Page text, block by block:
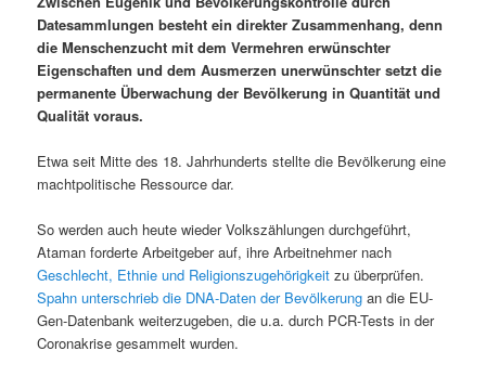
Datesammlungen besteht ein direkter Zusammenhang, denn
die Menschenzucht mit dem Vermehren erwünschter
Eigenschaften und dem Ausmerzen unerwünschter setzt die
permanente Überwachung der Bevölkerung in Quantität und
Qualität voraus.
Etwa seit Mitte des 18. Jahrhunderts stellte die Bevölkerung eine
machtpolitische Ressource dar.
So werden auch heute wieder Volkszählungen durchgeführt,
Ataman forderte Arbeitgeber auf, ihre Arbeitnehmer nach
Geschlecht, Ethnie und Religionszugehörigkeitzu überprüfen.
Spahn unterschrieb die DNA-Daten der Bevölkerung an die EU-
Gen-Datenbank weiterzugeben, die u.a. durch PCR-Tests in der
Coronakrise gesammelt wurden.